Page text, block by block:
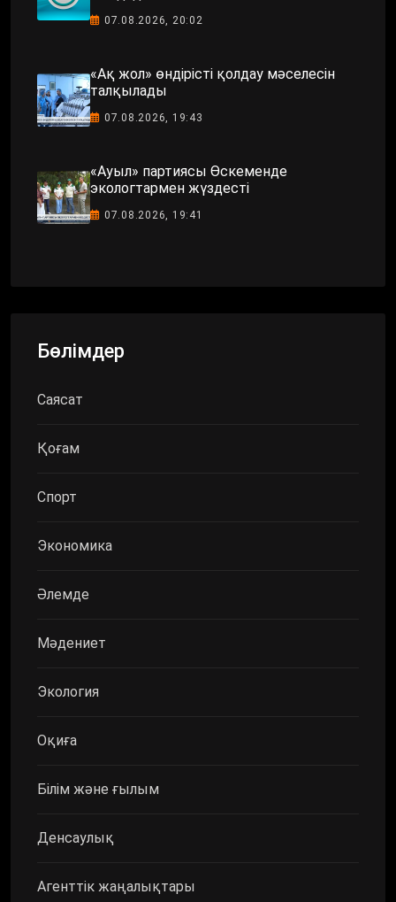
07.08.2026, 20:02
«Ақ жол» өндірісті қолдау мәселесін
талқылады
07.08.2026, 19:43
«Ауыл» партиясы Өскеменде
экологтармен жүздесті
07.08.2026, 19:41
Бөлімдер
Саясат
Қоғам
Спорт
Экономика
Әлемде
Мәдениет
Экология
Оқиға
Білім және ғылым
Денсаулық
Агенттік жаңалықтары